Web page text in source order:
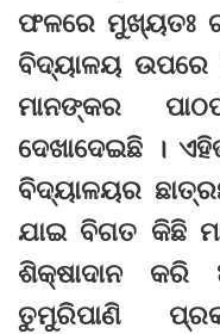
ଫଳରେ ମୁଖ୍ୟତଃ
ବିଦ୍ୟାଳୟ ଉପରେ
ମାନଙ୍କର
ଦେଖାଦେଇଛି ।
ବିଦ୍ୟାଳୟର
ଯାଇ ବିଗତ କିଛି
ଶିକ୍ଷାଦାନ କରି
ତୁମୁରିପାଣି